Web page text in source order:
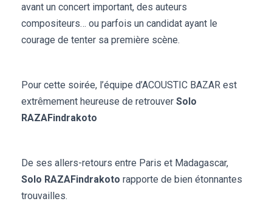
avant un concert important, des auteurs
compositeurs… ou parfois un candidat ayant le
courage de tenter sa première scène.
Pour cette soirée, l’équipe d’ACOUSTIC BAZAR est
extrêmement heureuse de retrouver Solo
RAZAFindrakoto
De ses allers-retours entre Paris et Madagascar,
Solo RAZAFindrakoto rapporte de bien étonnantes
trouvailles.